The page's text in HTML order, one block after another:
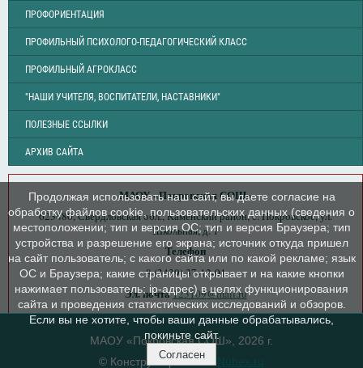
ПРОФОРИЕНТАЦИЯ
ПРОФИЛЬНЫЙ ПСИХОЛОГО-ПЕДАГОГИЧЕСКИЙ КЛАСС
ПРОФИЛЬНЫЙ АГРОКЛАСС
"НАШИ УЧИТЕЛЯ, ВОСПИТАТЕЛИ, НАСТАВНИКИ"
ПОЛЕЗНЫЕ ССЫЛКИ
АРХИВ САЙТА
МАОУ «Покровская СОШ»
623480, Свердловская обл., Каменский район, с. Покровское, ул.
Школьная, д. 1
Телефон
8 (3439) 37-12-01
Эл. почта123109@mail.ru
МАОУ «Покровская СОШ», 2026 г.
© Конструктор сайтов
Продолжая использовать наш сайт, вы даете согласие на
обработку файлов cookie, пользовательских данных (сведения о
местоположении; тип и версия ОС; тип и версия Браузера; тип
устройства и разрешение его экрана; источник откуда пришел
на сайт пользователь; с какого сайта или по какой рекламе; язык
ОС и Браузера; какие страницы открывает и на какие кнопки
нажимает пользователь; ip-адрес) в целях функционирования
сайта и проведения статистических исследований и обзоров.
Если вы не хотите, чтобы ваши данные обрабатывались,
покиньте сайт.
Согласен